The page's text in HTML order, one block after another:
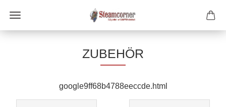
ZUBEHÖR
google9ff68b4788eeccde.html